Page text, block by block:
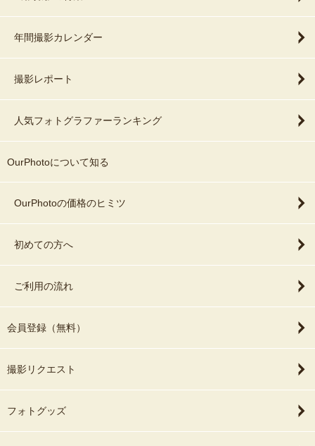
年間撮影カレンダー
撮影レポート
人気フォトグラファーランキング
OurPhotoについて知る
OurPhotoの価格のヒミツ
初めての方へ
ご利用の流れ
会員登録（無料）
撮影リクエスト
フォトグッズ